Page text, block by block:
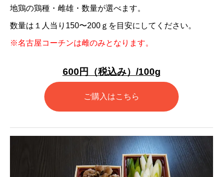
地鶏の鶏種・雌雄・数量が選べます。
数量は１人当り150〜200ｇを目安にしてください。
※名古屋コーチンは雌のみとなります。
600円（税込み）/100g
ご購入はこちら